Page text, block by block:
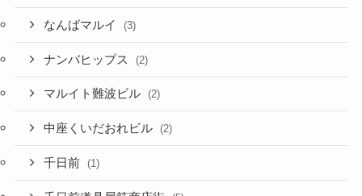
なんばマルイ (3)
ナンバヒップス (2)
マルイト難波ビル (2)
中座くいだおれビル (2)
千日前 (1)